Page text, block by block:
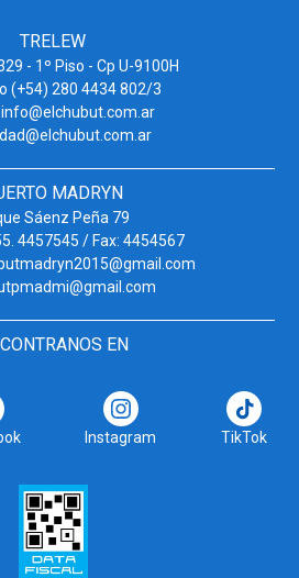
TRELEW
- 1º Piso - Cp U-9100H
(+54) 280 4434 802/3
info@elchubut.com.ar
MADRYN
Sáenz Peña 79
4457545 / Fax: 4454567
EN
Instagram TikTok